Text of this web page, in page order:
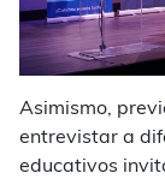
Asimismo,
entrevistar a
educativos